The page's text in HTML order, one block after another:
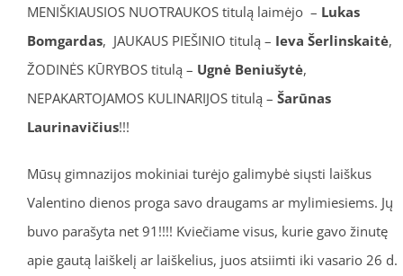
MENIŠKIAUSIOS NUOTRAUKOS titulą laimėjo – Lukas
Bomgardas, JAUKAUS PIEŠINIO titulą – Ieva Šerlinskaitė,
ŽODINĖS KŪRYBOS titulą – Ugnė Beniušytė,
NEPAKARTOJAMOS KULINARIJOS titulą – Šarūnas
Laurinavičius!!!
Mūsų gimnazijos mokiniai turėjo galimybė siųsti laiškus
Valentino dienos proga savo draugams ar mylimiesiems. Jų
buvo parašyta net 91!!!! Kviečiame visus, kurie gavo žinutę
apie gautą laiškelį ar laiškelius, juos atsiimti iki vasario 26 d.